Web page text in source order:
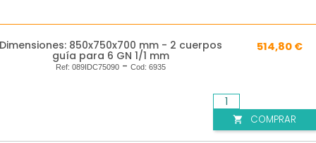
Dimensiones: 850x750x700 mm - 2 cuerpos
guía para 6 GN 1/1 mm
Ref: 089IDC75090 - Cod: 6935
514,80 €
 COMPRAR